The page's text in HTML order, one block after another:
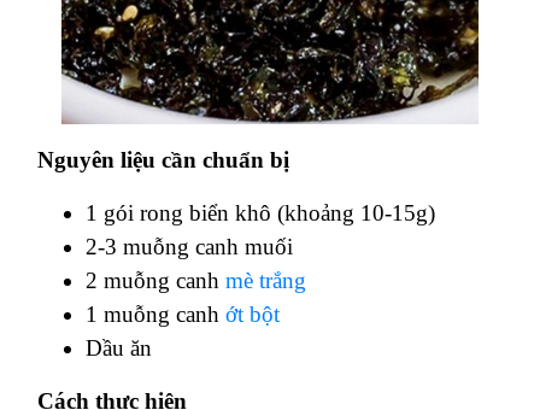
Nguyên liệu cần chuẩn bị
1 gói rong biển khô (khoảng 10-15g)
2-3 muỗng canh muối
2 muỗng canh mè trắng
1 muỗng canh ớt bột
Dầu ăn
Cách thực hiện